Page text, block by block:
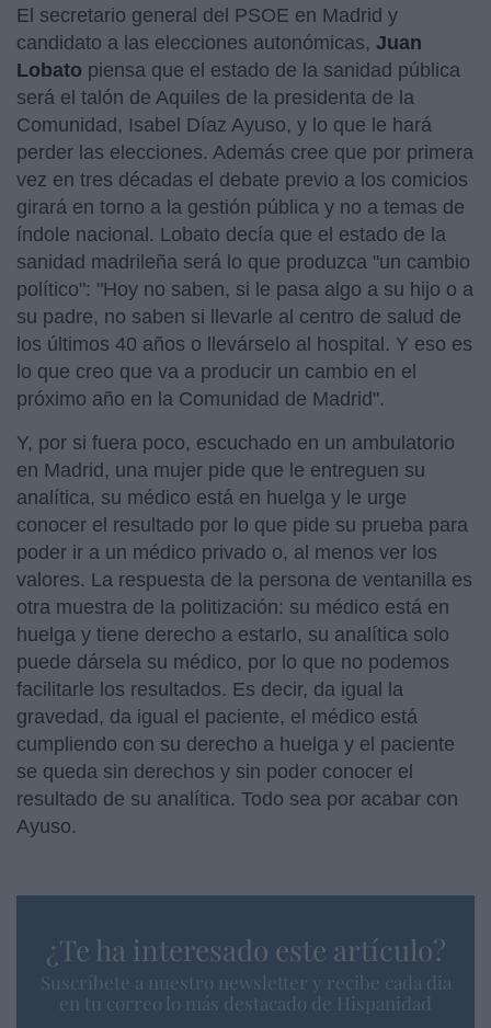
El secretario general del PSOE en Madrid y
candidato a las elecciones autonómicas, Juan
Lobato piensa que el estado de la sanidad pública
será el talón de Aquiles de la presidenta de la
Comunidad, Isabel Díaz Ayuso, y lo que le hará
perder las elecciones. Además cree que por primera
vez en tres décadas el debate previo a los comicios
girará en torno a la gestión pública y no a temas de
índole nacional. Lobato decía que el estado de la
sanidad madrileña será lo que produzca "un cambio
político": "Hoy no saben, si le pasa algo a su hijo o a
su padre, no saben si llevarle al centro de salud de
los últimos 40 años o llevárselo al hospital. Y eso es
lo que creo que va a producir un cambio en el
próximo año en la Comunidad de Madrid".
Y, por si fuera poco, escuchado en un ambulatorio
en Madrid, una mujer pide que le entreguen su
analítica, su médico está en huelga y le urge
conocer el resultado por lo que pide su prueba para
poder ir a un médico privado o, al menos ver los
valores. La respuesta de la persona de ventanilla es
otra muestra de la politización: su médico está en
huelga y tiene derecho a estarlo, su analítica solo
puede dársela su médico, por lo que no podemos
facilitarle los resultados. Es decir, da igual la
gravedad, da igual el paciente, el médico está
cumpliendo con su derecho a huelga y el paciente
se queda sin derechos y sin poder conocer el
resultado de su analítica. Todo sea por acabar con
Ayuso.
¿Te ha interesado este artículo?
Suscríbete a nuestro newsletter y recibe cada dia
en tu correo lo más destacado de Hispanidad